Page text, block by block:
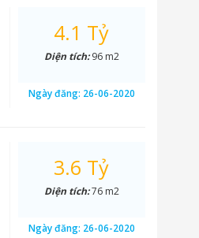
4.1 Tỷ
Diện tích:96 m2
Ngày đăng: 26-06-2020
3.6 Tỷ
Diện tích:76 m2
Ngày đăng: 26-06-2020